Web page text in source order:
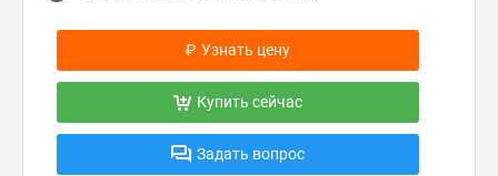
₽ Узнать цену
Купить сейчас
Задать вопрос